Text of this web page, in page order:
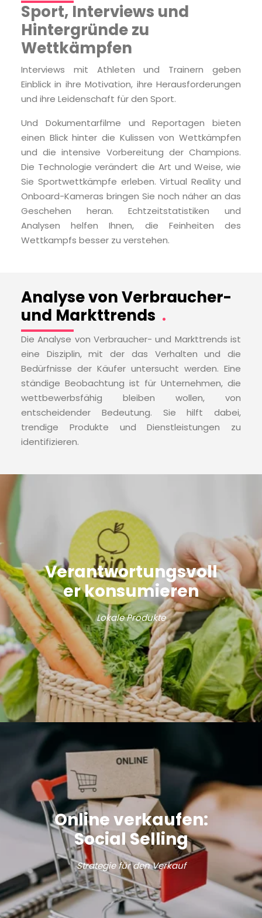
Sport, Interviews und
Hintergründe zu
Wettkämpfen
Interviews mit Athleten und Trainern geben
Einblick in ihre Motivation, ihre Herausforderungen
und ihre Leidenschaft für den Sport.
Und Dokumentarfilme und Reportagen bieten
einen Blick hinter die Kulissen von Wettkämpfen
und die intensive Vorbereitung der Champions.
Die Technologie verändert die Art und Weise, wie
Sie Sportwettkämpfe erleben. Virtual Reality und
Onboard-Kameras bringen Sie noch näher an das
Geschehen heran. Echtzeitstatistiken und
Analysen helfen Ihnen, die Feinheiten des
Wettkampfs besser zu verstehen.
Analyse von Verbraucher-
und Markttrends .
Die Analyse von Verbraucher- und Markttrends ist
eine Disziplin, mit der das Verhalten und die
Bedürfnisse der Käufer untersucht werden. Eine
ständige Beobachtung ist für Unternehmen, die
wettbewerbsfähig bleiben wollen, von
entscheidender Bedeutung. Sie hilft dabei,
trendige Produkte und Dienstleistungen zu
identifizieren.
Verantwortungsvoll
er konsumieren
Lokale Produkte
Online verkaufen:
Social Selling
Strategie für den Verkauf